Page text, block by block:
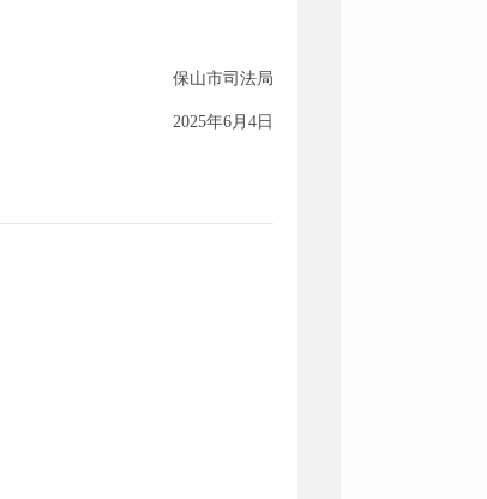
保山市司法局
2025年6月4日